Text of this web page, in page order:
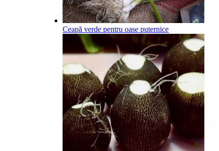
Ceapă verde pentru oase puternice